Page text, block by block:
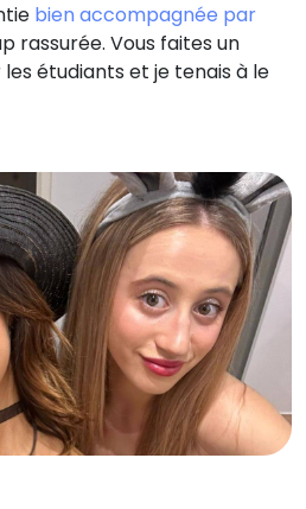
bien accompagnée par
rassurée. Vous faites un
étudiants et je tenais à le